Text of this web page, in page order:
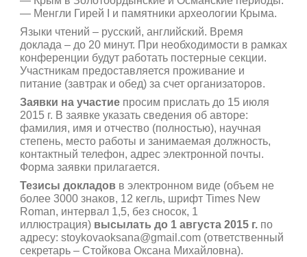
— Менгли Гирей I и памятники археологии Крыма.
Языки чтений – русский, английский. Время
доклада – до 20 минут. При необходимости в рамках
конференции будут работать постерные секции.
Участникам предоставляется проживание и
питание (завтрак и обед) за счет организаторов.
Заявки на участие просим прислать до 15 июля
2015 г. В заявке указать сведения об авторе:
фамилия, имя и отчество (полностью), научная
степень, место работы и занимаемая должность,
контактный телефон, адрес электронной почты.
Форма заявки прилагается.
Тезисы докладов в электронном виде (объем не
более 3000 знаков, 12 кегль, шрифт Times New
Roman, интервал 1,5, без сносок, 1
иллюстрация) высылать до 1 августа 2015 г. по
адресу: stoykovaoksana@gmail.com (ответственный
секретарь – Стойкова Оксана Михайловна).